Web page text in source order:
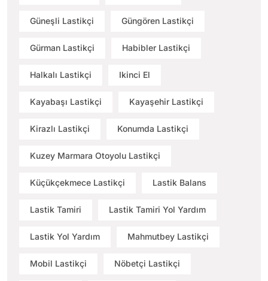
Güneşli Lastikçi Güngören Lastikçi
Gürman Lastikçi Habibler Lastikçi
Halkalı Lastikçi Ikinci El
Kayabaşı Lastikçi Kayaşehir Lastikçi
Kirazlı Lastikçi Konumda Lastikçi
Kuzey Marmara Otoyolu Lastikçi
Küçükçekmece Lastikçi Lastik Balans
Lastik Tamiri Lastik Tamiri Yol Yardım
Lastik Yol Yardım Mahmutbey Lastikçi
Mobil Lastikçi Nöbetçi Lastikçi